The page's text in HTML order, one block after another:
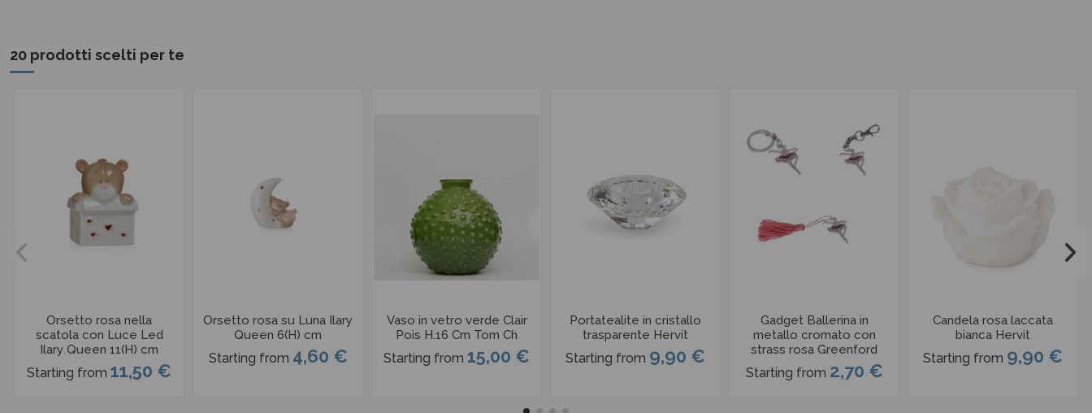
20 prodotti scelti per te
Orsetto rosa nella
scatola con Luce Led
Ilary Queen 11(H) cm
Starting from 11,50 €
Orsetto rosa su Luna Ilary
Queen 6(H) cm
Starting from 4,60 €
Vaso in vetro verde Clair
Pois H.16 Cm Tom Ch
Starting from 15,00 €
Portatealite in cristallo
trasparente Hervit
Starting from 9,90 €
Gadget Ballerina in
metallo cromato con
strass rosa Greenford
Starting from 2,70 €
Candela rosa laccata
bianca Hervit
Starting from 9,90 €